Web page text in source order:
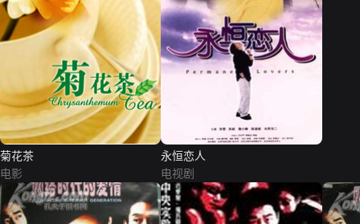
菊花茶
电影
永恒恋人
电视剧